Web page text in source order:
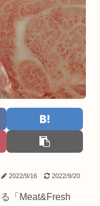
2022/9/16 2022/9/20
「Meat&Fresh